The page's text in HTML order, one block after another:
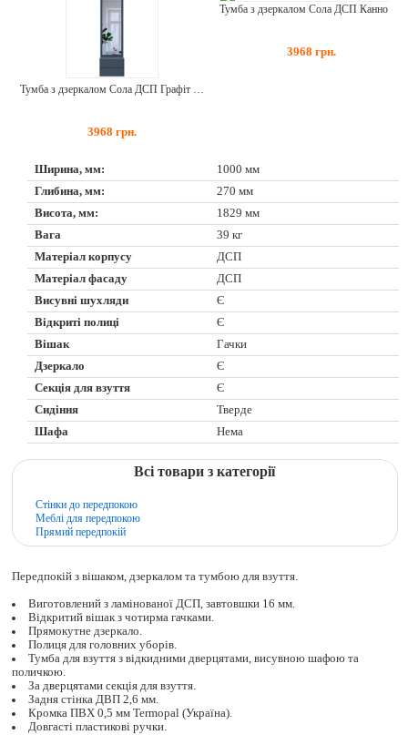
Тумба з дзеркалом Сола ДСП Графіт + Сірий
3968 грн.
Тумба з дзеркалом Сола ДСП Канноло + Кашемір
3968 грн.
Ширина, мм:
1000 мм
Глибина, мм:
270 мм
Висота, мм:
1829 мм
Вага
39 кг
Матеріал корпусу
ДСП
Матеріал фасаду
ДСП
Висувні шухляди
Є
Відкриті полиці
Є
Вішак
Гачки
Дзеркало
Є
Секція для взуття
Є
Сидіння
Тверде
Шафа
Нема
Всі товари з категорії
Стінки до передпокою
Меблі для передпокою
Прямий передпокій
Передпокій з вішаком, дзеркалом та тумбою для взуття.
Виготовлений з ламінованої ДСП, завтовшки 16 мм.
Відкритий вішак з чотирма гачками.
Прямокутне дзеркало.
Полиця для головних уборів.
Тумба для взуття з відкидними дверцятами, висувною шафою та
поличкою.
За дверцятами секція для взуття.
Задня стінка ДВП 2,6 мм.
Кромка ПВХ 0,5 мм Termopal (Україна).
Довгасті пластикові ручки.